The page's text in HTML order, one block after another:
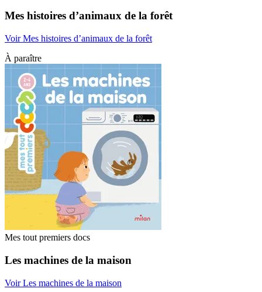
Mes histoires d’animaux de la forêt
Voir Mes histoires d’animaux de la forêt
À paraître
Mes tout premiers docs
Les machines de la maison
Voir Les machines de la maison